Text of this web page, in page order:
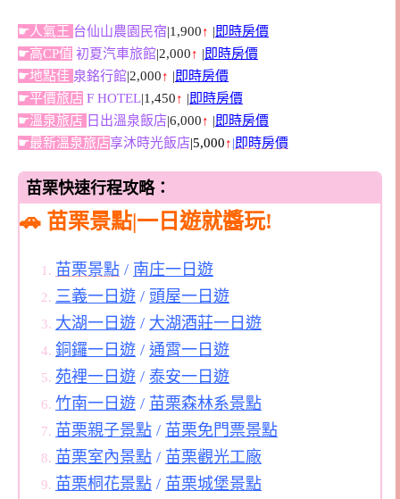
☛人氣王 台仙山農園民宿|1,900↑ |即時房價
☛高CP值 初夏汽車旅館|2,000↑ |即時房價
☛地點佳 泉銘行館|2,000↑ |即時房價
☛平價旅店 F HOTEL|1,450↑ |即時房價
☛溫泉旅店 日出溫泉飯店|6,000↑ |即時房價
☛最新溫泉旅店享沐時光飯店|5,000↑|即時房價
苗栗快速行程攻略：
🚗 苗栗景點|一日遊就醬玩!
苗栗景點 / 南庄一日遊
三義一日遊 / 頭屋一日遊
大湖一日遊 / 大湖酒莊一日遊
銅鑼一日遊 / 通霄一日遊
苑裡一日遊 / 泰安一日遊
竹南一日遊 / 苗栗森林系景點
苗栗親子景點 / 苗栗免門票景點
苗栗室內景點 / 苗栗觀光工廠
苗栗桐花景點 / 苗栗城堡景點